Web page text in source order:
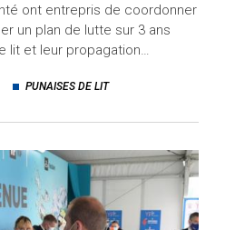
ont entrepris de coordonner
un plan de lutte sur 3 ans
lit et leur propagation…
PUNAISES DE LIT